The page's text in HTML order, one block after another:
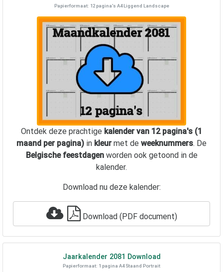
Papierformaat: 12 pagina's A4 Liggend Landscape
Ontdek deze prachtige kalender van 12 pagina's (1
maand per pagina) in kleurmet de weeknummers. De
Belgische feestdagenworden ook getoond in de
kalender.
Download nu deze kalender:
Download (PDF document)
Jaarkalender 2081 Download
Papierformaat: 1 pagina A4 Staand Portrait